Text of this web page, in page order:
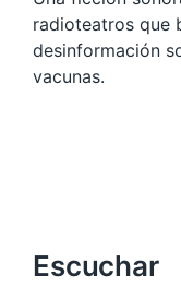
radioteatros que
desinformación
vacunas.
Escuchar